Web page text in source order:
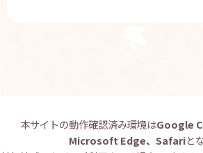
本サイトの動作確認済み環境はGoogle
Microsoft Edge、Safariと